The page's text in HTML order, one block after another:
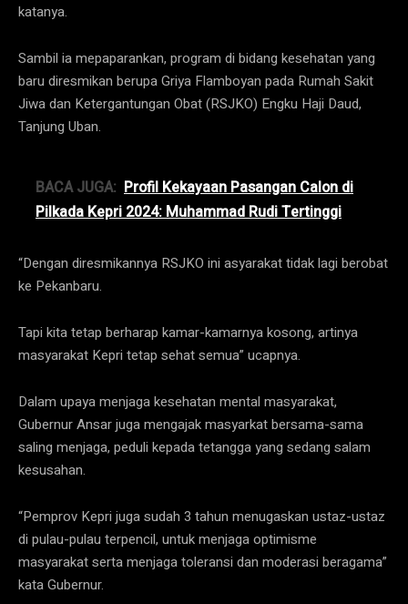
katanya.
Sambil ia mepaparankan, program di bidang kesehatan yang
baru diresmikan berupa Griya Flamboyan pada Rumah Sakit
Jiwa dan Ketergantungan Obat (RSJKO) Engku Haji Daud,
Tanjung Uban.
BACA JUGA: Profil Kekayaan Pasangan Calon di
Pilkada Kepri 2024: Muhammad Rudi Tertinggi
“Dengan diresmikannya RSJKO ini asyarakat tidak lagi berobat
ke Pekanbaru.
Tapi kita tetap berharap kamar-kamarnya kosong, artinya
masyarakat Kepri tetap sehat semua” ucapnya.
Dalam upaya menjaga kesehatan mental masyarakat,
Gubernur Ansar juga mengajak masyarkat bersama-sama
saling menjaga, peduli kepada tetangga yang sedang salam
kesusahan.
“Pemprov Kepri juga sudah 3 tahun menugaskan ustaz-ustaz
di pulau-pulau terpencil, untuk menjaga optimisme
masyarakat serta menjaga toleransi dan moderasi beragama”
kata Gubernur.